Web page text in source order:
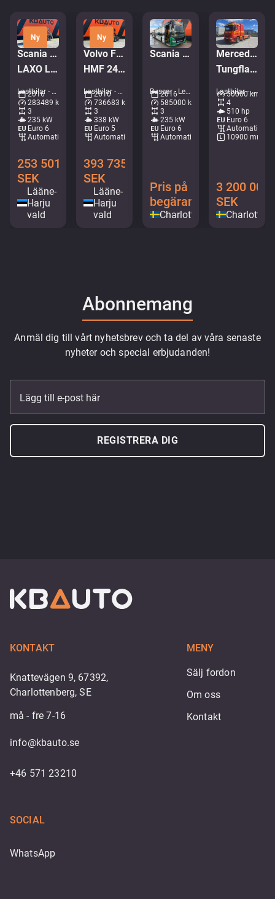
Ny
Scania P 320 6x2*4
LAXO LD186VA-2 / PLATFORM L=5731 mm
Lastbilar - Liftdumper • M491-6669
2016
283489 km
3
235 kW
Euro 6
Automatisk
253 501
SEK
Lääne-
Harju
vald
Ny
Volvo FM 450 6x2*4
HMF 2420 K5 / PALIFT L=4750 mm
Lastbilar - Lastväxlare med kran • M062-7905
2010
736683 km
3
338 kW
Euro 5
Automatisk
393 735
SEK
Lääne-
Harju
vald
Scania K320 Citywide
Bussar - Ledbuss • M079-2348
2016
585000 km
3
235 kW
Euro 6
Automatisk
Pris på
begäran
Charlottenberg
Mercedes-Benz Arocs 3251
Tungflakbärgare FALKOM Scorpion
Lastbilar - Bärgningsbil • M052-6430
50000 km
4
510 hp
Euro 6
Automatisk
10900 mm
3 200 000
SEK
Abonnemang
Anmäl dig till vårt nyhetsbrev och ta del av våra senaste
nyheter och special erbjudanden!
Lägg till e-post här
REGISTRERA DIG
KONTAKT
Knattevägen 9, 67392,
Charlottenberg, SE
må - fre 7-16
info@kbauto.se
+46 571 23210
MENY
Sälj fordon
Om oss
Kontakt
SOCIAL
WhatsApp